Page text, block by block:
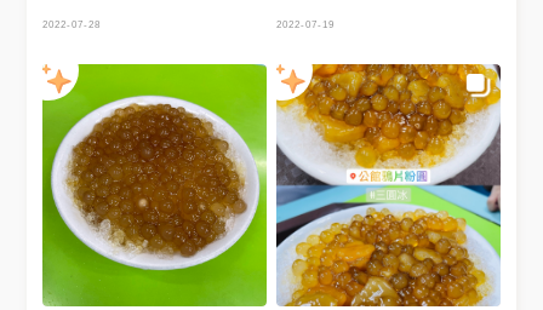
辣臭豆腐 #脆皮臭豆腐 #手機先
#food #foodie #foodstagram
#yummyday #yummy
#popdaily #台灣美食 #台北美
食 #新北美食 #中正美食 #傳統
美食 #銅板美食 #中正區美食 #
公館美食 #公館
2022-07-28 2022-07-19